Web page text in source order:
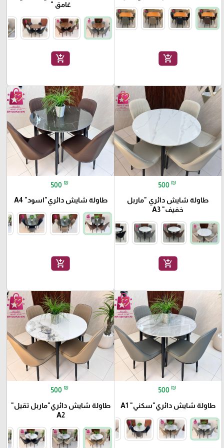
add_shopping_cart
غامق "
add_shopping_cart
favorite_border
500 ₪
طاولة شايش دائري "ماربل
خفيف" A3
add_shopping_cart
favorite_border
500 ₪
طاولة شايش دائري"اسود" A4
add_shopping_cart
favorite_border
500 ₪
طاولة شايش دائري"سكني" A1
favorite_border
500 ₪
طاولة شايش دائري"ماربل تقيل"
A2